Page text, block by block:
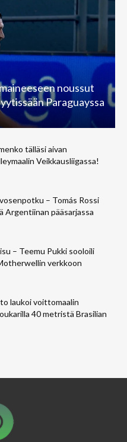
noussut
Paraguayssa
tälläsi aivan
Veikkausliigassa!
– Tomás Rossi
Argentiinan pääsarjassa
– Teemu Pukki sooloili
verkkoon
laukoi voittomaalin
40 metristä Brasilian